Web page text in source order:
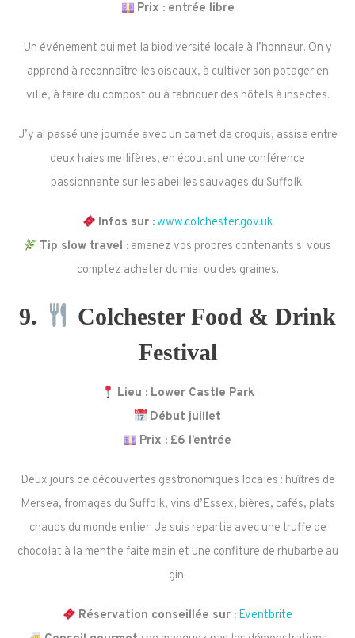
Prix : entrée libre
Un événement qui met la biodiversité locale à l’honneur. On y
apprend à reconnaître les oiseaux, à cultiver son potager en
ville, à faire du compost ou à fabriquer des hôtels à insectes.
J’y ai passé une journée avec un carnet de croquis, assise entre
deux haies mellifères, en écoutant une conférence
passionnante sur les abeilles sauvages du Suffolk.
Infos sur :www.colchester.gov.uk
Tip slow travel : amenez vos propres contenants si vous
comptez acheter du miel ou des graines.
9.
Colchester Food & Drink
Festival
Lieu : Lower Castle Park
Début juillet
Prix : £6 l’entrée
Deux jours de découvertes gastronomiques locales : huîtres de
Mersea, fromages du Suffolk, vins d’Essex, bières, cafés, plats
chauds du monde entier. Je suis repartie avec une truffe de
chocolat à la menthe faite main et une confiture de rhubarbe au
gin.
Réservation conseillée sur : Eventbrite